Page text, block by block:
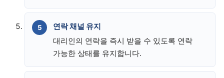
연락 채널 유지
대리인의 연락을 즉시 받을 수 있도록 연락
가능한 상태를 유지합니다.